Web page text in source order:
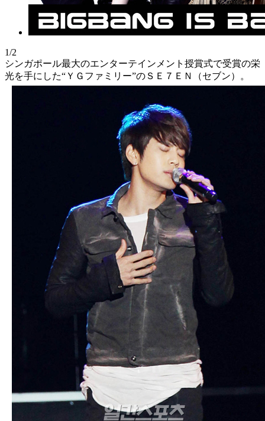
1/2
シンガポール最大のエンターテインメント授賞式で受賞の栄
光を手にした“ＹＧファミリー”のＳＥ７ＥＮ（セブン）。